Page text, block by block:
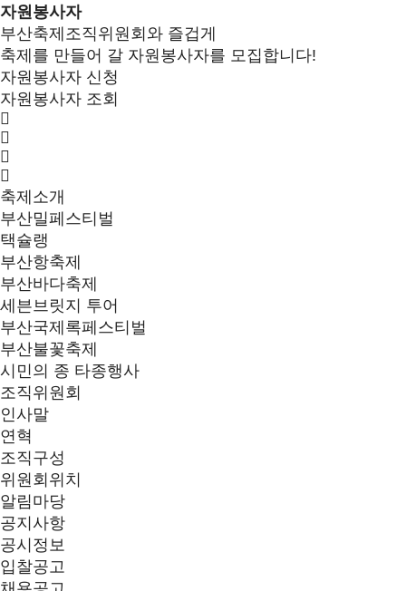
자원봉사자
부산축제조직위원회와 즐겁게
축제를 만들어 갈 자원봉사자를 모집합니다!
자원봉사자 신청
자원봉사자 조회
축제소개
부산밀페스티벌
택슐랭
부산항축제
부산바다축제
세븐브릿지 투어
부산국제록페스티벌
부산불꽃축제
시민의 종 타종행사
조직위원회
인사말
연혁
조직구성
위원회위치
알림마당
공지사항
공시정보
입찰공고